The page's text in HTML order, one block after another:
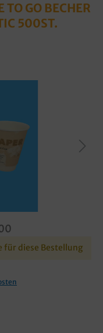
TO GO BECHER
500ST.
für diese Bestellung